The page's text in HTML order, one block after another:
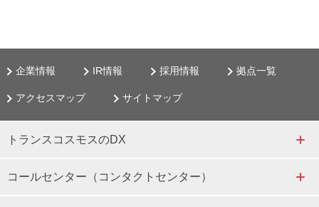
企業情報 IR情報 採用情報 拠点一覧
アクセスマップ サイトマップ
トランスコスモスのDX
コールセンター（コンタクトセンター）